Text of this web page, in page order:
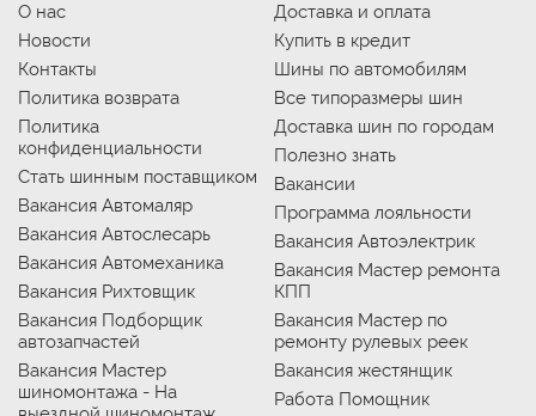
О нас
Новости
Контакты
Политика возврата
Политика
конфиденциальности
Стать шинным поставщиком
Вакансия Автомаляр
Вакансия Автослесарь
Вакансия Автомеханика
Вакансия Рихтовщик
Вакансия Подборщик
автозапчастей
Вакансия Мастер
шиномонтажа - На
Доставка и оплата
Купить в кредит
Шины по автомобилям
Все типоразмеры шин
Доставка шин по городам
Полезно знать
Вакансии
Программа лояльности
Вакансия Автоэлектрик
Вакансия Мастер ремонта
КПП
Вакансия Мастер по
ремонту рулевых реек
Вакансия жестянщик
Работа Помощник